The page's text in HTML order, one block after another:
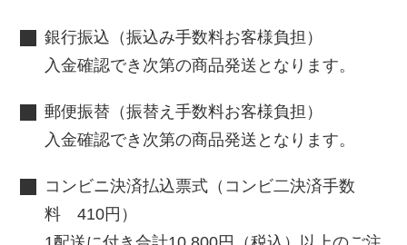
銀行振込（振込み手数料お客様負担）
入金確認でき次第の商品発送となります。
郵便振替（振替え手数料お客様負担）
入金確認でき次第の商品発送となります。
コンビニ決済払込票式（コンビ二決済手数
料 410円）